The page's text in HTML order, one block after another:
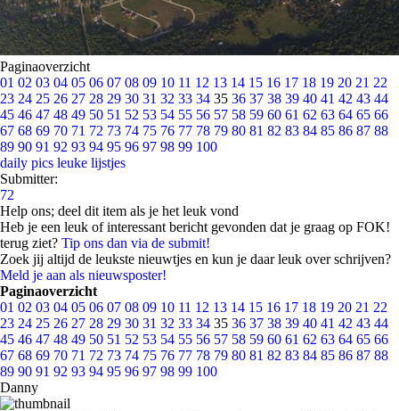
Paginaoverzicht
01 02 03 04 05 06 07 08 09 10 11 12 13 14 15 16 17 18 19 20 21 22
23 24 25 26 27 28 29 30 31 32 33 34 35 36 37 38 39 40 41 42 43 44
45 46 47 48 49 50 51 52 53 54 55 56 57 58 59 60 61 62 63 64 65 66
67 68 69 70 71 72 73 74 75 76 77 78 79 80 81 82 83 84 85 86 87 88
89 90 91 92 93 94 95 96 97 98 99 100
daily pics leuke lijstjes
Submitter:
72
Help ons; deel dit item als je het leuk vond
Heb je een leuk of interessant bericht gevonden dat je graag op FOK!
terug ziet? Tip ons dan via de submit!
Zoek jij altijd de leukste nieuwtjes en kun je daar leuk over schrijven?
Meld je aan als nieuwsposter!
Paginaoverzicht
01 02 03 04 05 06 07 08 09 10 11 12 13 14 15 16 17 18 19 20 21 22
23 24 25 26 27 28 29 30 31 32 33 34 35 36 37 38 39 40 41 42 43 44
45 46 47 48 49 50 51 52 53 54 55 56 57 58 59 60 61 62 63 64 65 66
67 68 69 70 71 72 73 74 75 76 77 78 79 80 81 82 83 84 85 86 87 88
89 90 91 92 93 94 95 96 97 98 99 100
Danny